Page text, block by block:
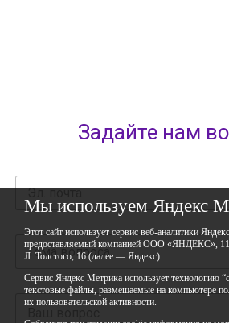
Мы используем Яндекс
Этот сайт использует сервис веб-аналитики
предоставляемый компанией ООО «ЯНДЕКС»,
Л. Толстого, 16 (далее — Яндекс).
Сервис Яндекс Метрика использует технологию
текстовые файлы, размещаемые на компьютере
их пользовательской активности.
Задайте нам